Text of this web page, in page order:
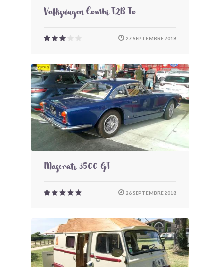
Volkswagen Combi T2B To
27 SEPTEMBRE 2018
Maserati 3500 GT
26 SEPTEMBRE 2018